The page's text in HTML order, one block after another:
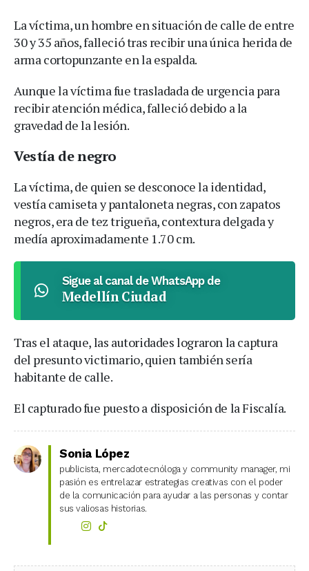
La víctima, un hombre en situación de calle de entre
30 y 35 años, falleció tras recibir una única herida de
arma cortopunzante en la espalda.
Aunque la víctima fue trasladada de urgencia para
recibir atención médica, falleció debido a la
gravedad de la lesión.
Vestía de negro
La víctima, de quien se desconoce la identidad,
vestía camiseta y pantaloneta negras, con zapatos
negros, era de tez trigueña, contextura delgada y
medía aproximadamente 1.70 cm.
Sigue al canal de WhatsApp de
Medellín Ciudad
Tras el ataque, las autoridades lograron la captura
del presunto victimario, quien también sería
habitante de calle.
El capturado fue puesto a disposición de la Fiscalía.
Sonia López
publicista, mercadotecnóloga y community manager, mi
pasión es entrelazar estrategias creativas con el poder
de la comunicación para ayudar a las personas y contar
sus valiosas historias.